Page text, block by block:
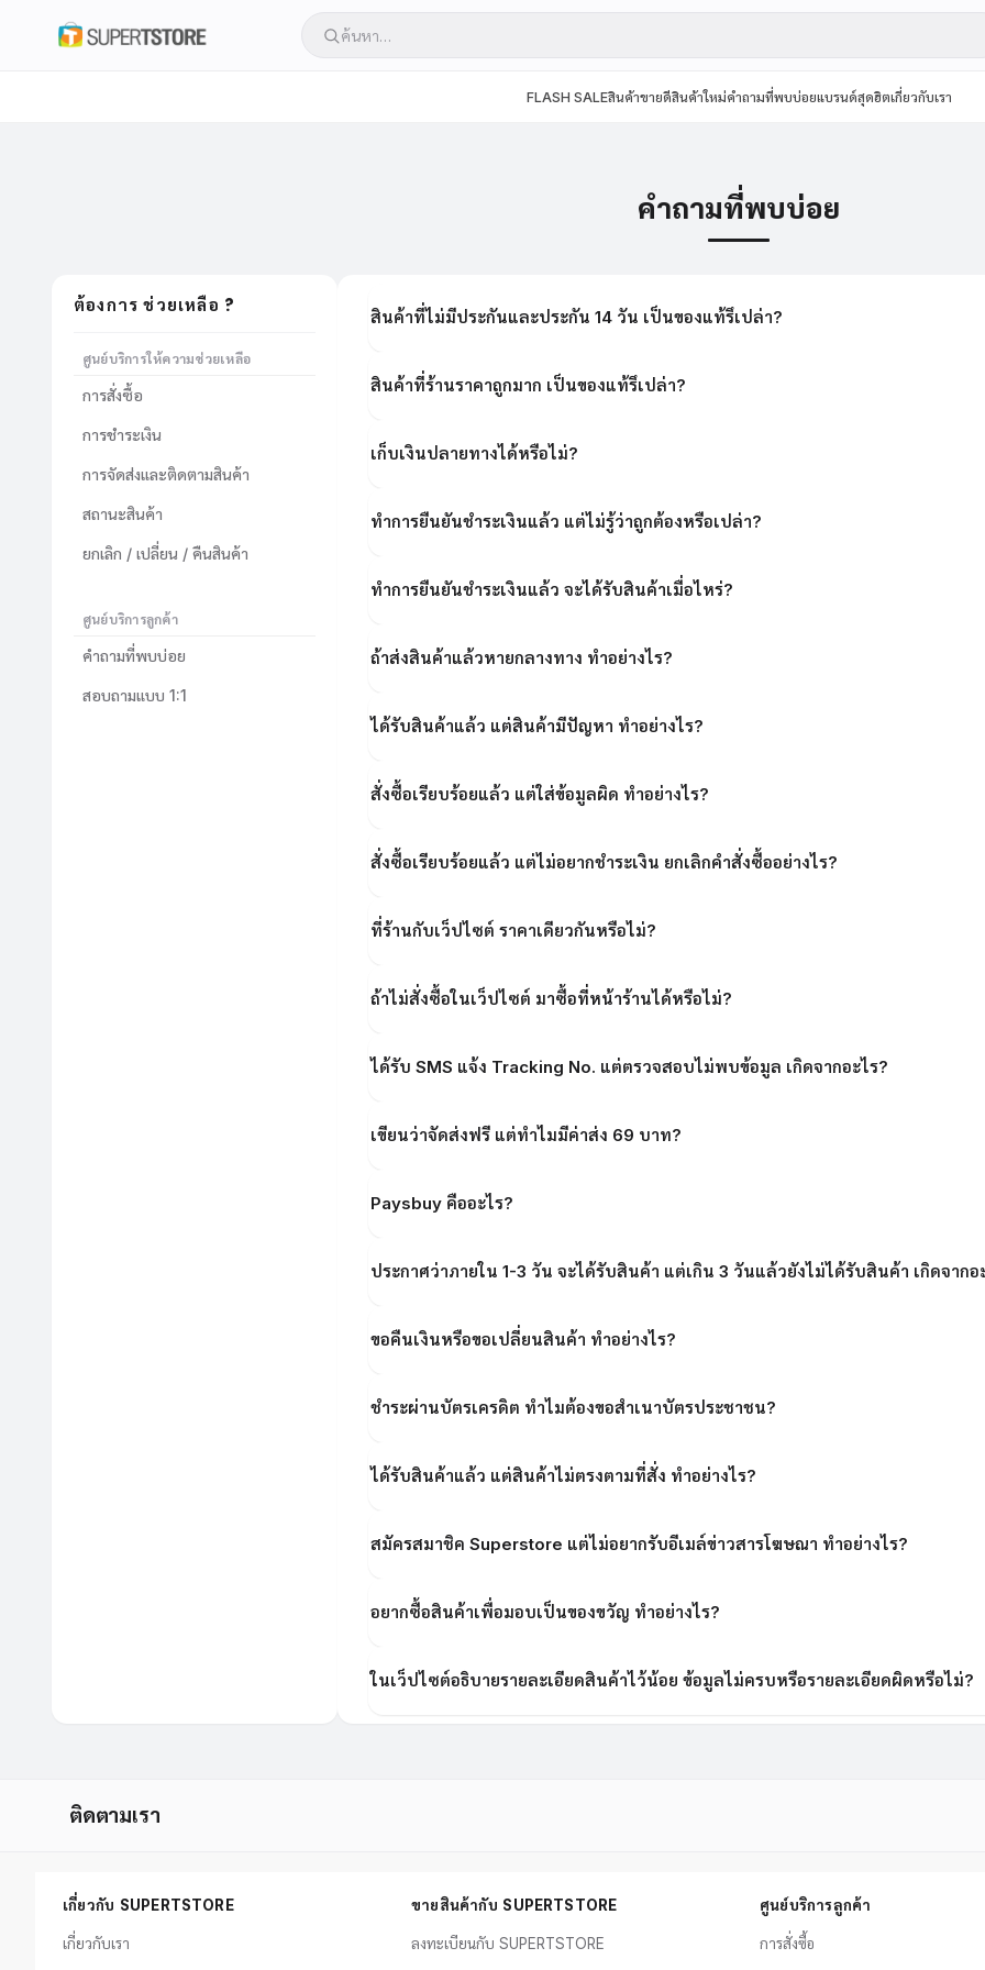
FLASH SALEสินค้าขายดีสินค้าใหม่คำถามที่พบบ่อยแบรนด์สุดฮิตเกี่ยวกับเรา
คำถามที่พบบ่อย
ต้องการ ช่วยเหลือ ?
ศูนย์บริการให้ความช่วยเหลือ
การสั่งซื้อ
การชำระเงิน
การจัดส่งและติดตามสินค้า
สถานะสินค้า
ยกเลิก / เปลี่ยน / คืนสินค้า
ศูนย์บริการลูกค้า
คำถามที่พบบ่อย
สอบถามแบบ 1:1
สินค้าที่ไม่มีประกันและประกัน 14 วัน เป็นของแท้รึเปล่า?
สินค้าที่ร้านราคาถูกมาก เป็นของแท้รึเปล่า?
เก็บเงินปลายทางได้หรือไม่?
ทำการยืนยันชำระเงินแล้ว แต่ไม่รู้ว่าถูกต้องหรือเปล่า?
ทำการยืนยันชำระเงินแล้ว จะได้รับสินค้าเมื่อไหร่?
ถ้าส่งสินค้าแล้วหายกลางทาง ทำอย่างไร?
ได้รับสินค้าแล้ว แต่สินค้ามีปัญหา ทำอย่างไร?
สั่งซื้อเรียบร้อยแล้ว แต่ใส่ข้อมูลผิด ทำอย่างไร?
สั่งซื้อเรียบร้อยแล้ว แต่ไม่อยากชำระเงิน ยกเลิกคำสั่งซื้ออย่างไร?
ที่ร้านกับเว็ปไซต์ ราคาเดียวกันหรือไม่?
ถ้าไม่สั่งซื้อในเว็ปไซต์ มาซื้อที่หน้าร้านได้หรือไม่?
ได้รับ SMS แจ้ง Tracking No. แต่ตรวจสอบไม่พบข้อมูล เกิดจากอะไร?
เขียนว่าจัดส่งฟรี แต่ทำไมมีค่าส่ง 69 บาท?
Paysbuy คืออะไร?
ประกาศว่าภายใน 1-3 วัน จะได้รับสินค้า แต่เกิน 3 วันแล้วยังไม่ได้รับสินค้า เกิดจากอ
ขอคืนเงินหรือขอเปลี่ยนสินค้า ทำอย่างไร?
ชำระผ่านบัตรเครดิต ทำไมต้องขอสำเนาบัตรประชาชน?
ได้รับสินค้าแล้ว แต่สินค้าไม่ตรงตามที่สั่ง ทำอย่างไร?
สมัครสมาชิค Superstore แต่ไม่อยากรับอีเมล์ข่าวสารโฆษณา ทำอย่างไร?
อยากซื้อสินค้าเพื่อมอบเป็นของขวัญ ทำอย่างไร?
ในเว็ปไซต์อธิบายรายละเอียดสินค้าไว้น้อย ข้อมูลไม่ครบหรือรายละเอียดผิดหรือไม่?
ติดตามเรา
เกี่ยวกับ SUPERTSTORE
เกี่ยวกับเรา
ขายสินค้ากับ SUPERTSTORE
ลงทะเบียนกับ SUPERTSTORE
ศูนย์บริการลูกค้า
การสั่งซื้อ